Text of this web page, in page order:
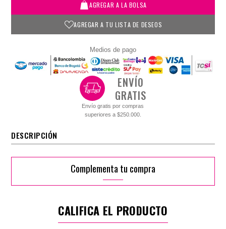
AGREGAR A LA BOLSA
AGREGAR A TU LISTA DE DESEOS
Medios de pago
ENVÍO
GRATIS
Envío gratis por compras
superiores a $250.000.
DESCRIPCIÓN
Complementa tu compra
CALIFICA EL PRODUCTO